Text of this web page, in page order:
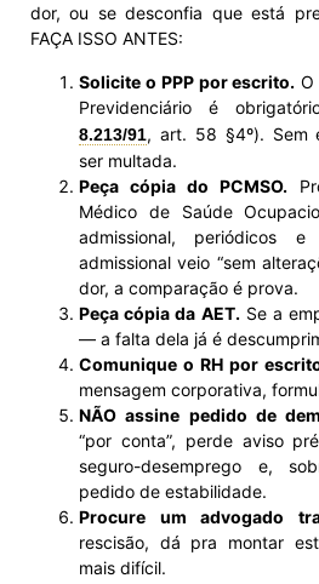
dor, ou se desconfia que está
FAÇA ISSO ANTES:
Solicite o PPP por escrito. O
Previdenciário é
8.213/91, art. 58 §4º). Sem
ser multada.
Peça cópia do PCMSO.
Médico de Saúde
admissional, periódicos
admissional veio “sem
dor, a comparação é prova.
Peça cópia da AET.Se a
— a falta dela já é
Comunique o RH por
mensagem corporativa,
NÃO assine pedido de
“por conta”, perde aviso
seguro-desemprego e,
pedido de estabilidade.
Procure um advogado
rescisão, dá pra montar
mais difícil.